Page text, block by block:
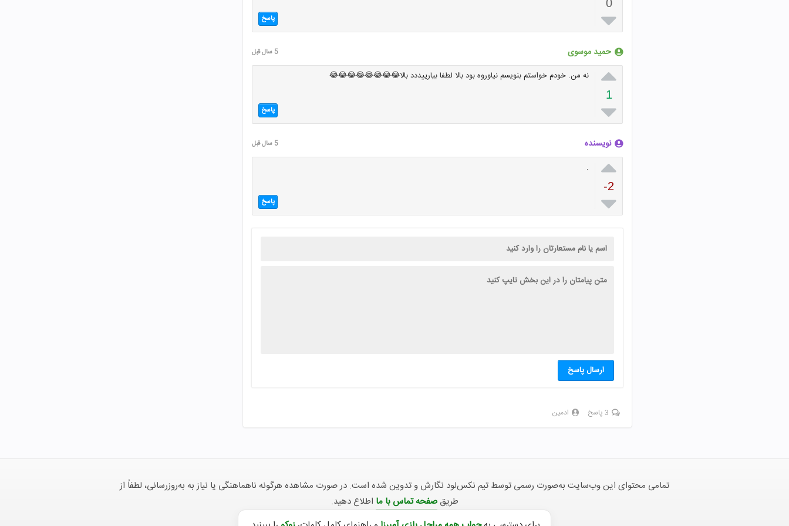
0
 پاسخ
حمید موسوی 5 سال قبل

1

نه من. خودم خواستم بنویسم نیاوروه بود بالا لطفا بیارییددد بالا😂😂😂😂😂😂😂😂
پاسخ
نویسنده 5 سال قبل

-2

.
پاسخ
ارسال پاسخ
3 پاسخ ادمین
تمامی محتوای این وب‌سایت به‌صورت رسمی توسط تیم نکس‌لود نگارش و تدوین شده است. در صورت مشاهده هرگونه ناهماهنگی یا نیاز به به‌روزرسانی، لطفاً از
طریقصفحه تماس با ما اطلاع دهید.